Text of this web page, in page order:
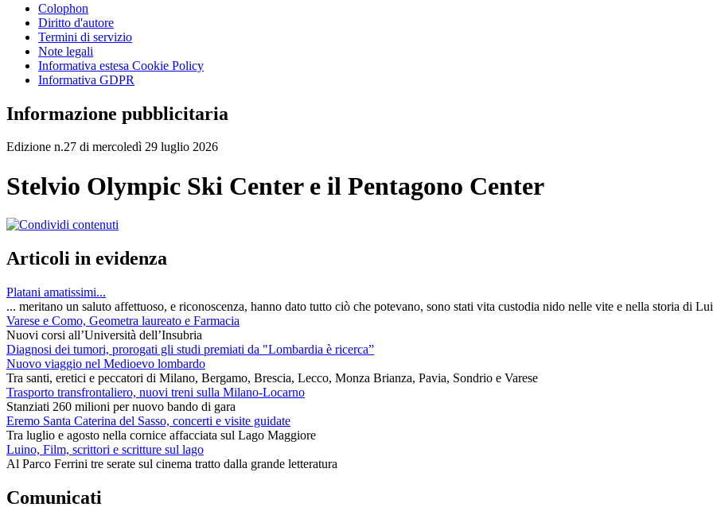
Colophon
Diritto d'autore
Termini di servizio
Note legali
Informativa estesa Cookie Policy
Informativa GDPR
Informazione pubblicitaria
Edizione n.27 di mercoledì 29 luglio 2026
Stelvio Olympic Ski Center e il Pentagono Center
Articoli in evidenza
Platani amatissimi...
... meritano un saluto affettuoso, e riconoscenza, hanno dato tutto ciò che potevano, sono stati vita custodia nido nelle vite e nella storia di
Varese e Como, Geometra laureato e Farmacia
Nuovi corsi all’Università dell’Insubria
Diagnosi dei tumori, prorogati gli studi premiati da "Lombardia è ricerca”
Nuovo viaggio nel Medioevo lombardo
Tra santi, eretici e peccatori di Milano, Bergamo, Brescia, Lecco, Monza Brianza, Pavia, Sondrio e Varese
Trasporto transfrontaliero, nuovi treni sulla Milano-Locarno
Stanziati 260 milioni per nuovo bando di gara
Eremo Santa Caterina del Sasso, concerti e visite guidate
Tra luglio e agosto nella cornice affacciata sul Lago Maggiore
Luino, Film, scrittori e scritture sul lago
Al Parco Ferrini tre serate sul cinema tratto dalla grande letteratura
Comunicati